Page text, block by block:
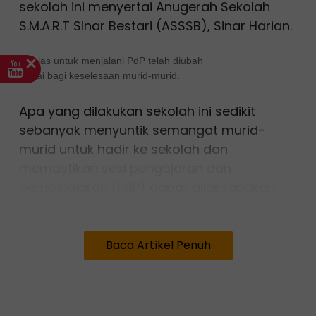
sekolah ini menyertai Anugerah Sekolah
S.M.A.R.T Sinar Bestari (ASSSB), Sinar Harian.
Kelas untuk menjalani PdP telah diubah
suai bagi keselesaan murid-murid.
Apa yang dilakukan sekolah ini sedikit
sebanyak menyuntik semangat murid-
murid untuk hadir ke sekolah dan
Bukan itu sahaja, beberapa ruang untuk
guru juga dinaik taraf antaranya bilik
Baca Artikel Penuh